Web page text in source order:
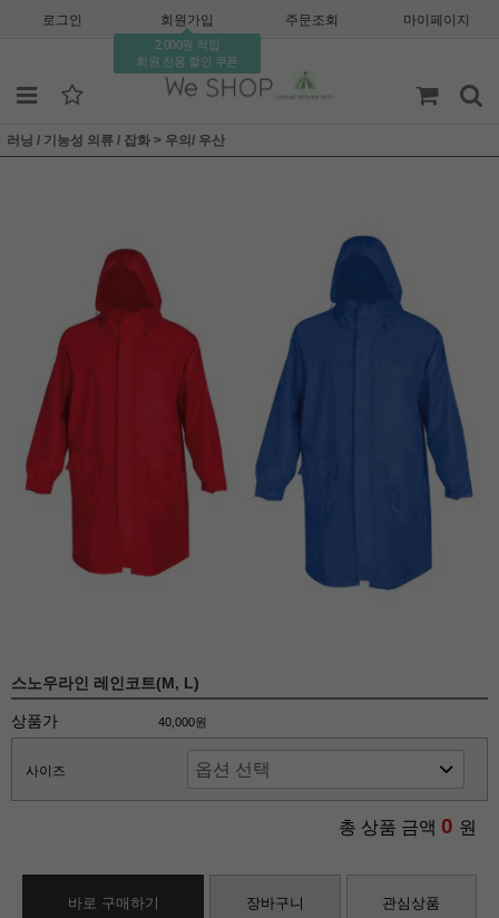
로그인 회원가입
2,000원 적립
회원 전용 할인 쿠폰
주문조회 마이페이지
러닝 / 기능성 의류 / 잡화 > 우의/ 우산
스노우라인 레인코트(M, L)
상품가 40,000원
사이즈
총 상품 금액 0 원
바로 구매하기 장바구니 관심상품